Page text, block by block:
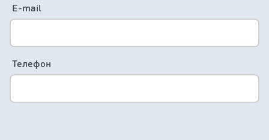
E-mail
Телефон